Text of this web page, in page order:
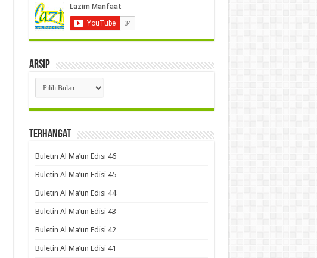
Arsip
Arsip
Terhangat
Buletin Al Ma’un Edisi 46
Buletin Al Ma’un Edisi 45
Buletin Al Ma’un Edisi 44
Buletin Al Ma’un Edisi 43
Buletin Al Ma’un Edisi 42
Buletin Al Ma’un Edisi 41